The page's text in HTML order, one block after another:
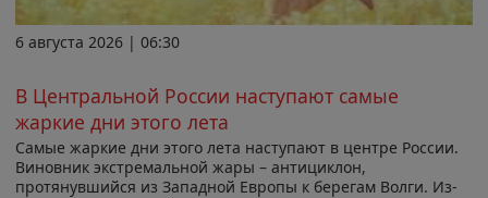
6 августа 2026 | 06:30
В Центральной России наступают самые
жаркие дни этого лета
Самые жаркие дни этого лета наступают в центре России.
Виновник экстремальной жары – антициклон,
протянувшийся из Западной Европы к берегам Волги. Из-